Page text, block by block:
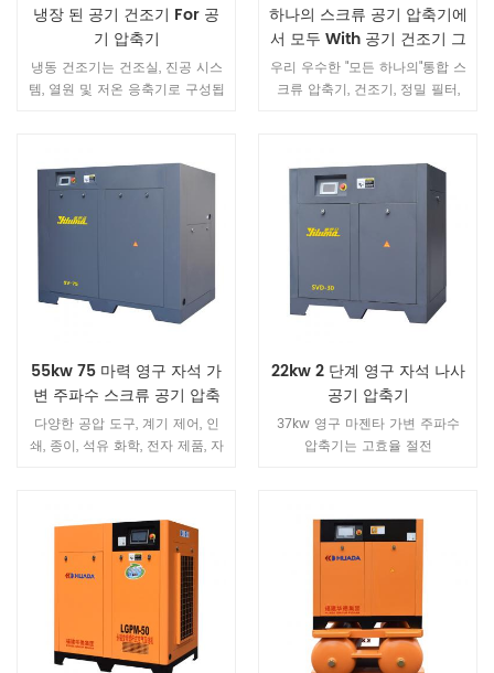
냉장 된 공기 건조기 For 공
기 압축기
냉동 건조기는 건조실, 진공 시스
템, 열원 및 저온 응축기로 구성됩
조를위한 압력 용기 검사 사양에
따라 제품 안전과 신뢰할 수있는
작동을 보장합니다.
하나의 스크류 공기 압축기에
서 모두 With 공기 건조기 그
리고 공기 탱크 용 레이저 절
단기
우리 우수한 "모든 하나의"통합 스
크류 압축기, 건조기, 정밀 필터,
배관이 필요하지 않으며 전기 및
공기 콘센트에만 연결하면 기계를
시작할 수 있습니다.통합 시스템
의 공기질은 카리스마 넘치는 외
성능으로 분명히 최적화되어 대부
분의 산업 분야에서 고객의 요구
한 수출 시스템 중 하나입니다.
55kw 75 마력 영구 자석 가
변 주파수 스크류 공기 압축
기
다양한 공압 도구, 계기 제어, 인
쇄, 종이, 석유 화학, 전자 제품, 자
같은 산업 분야에서 널리 사용됩
니다.
22kw 2 단계 영구 자석 나사
공기 압축기
37kw 영구 마젠타 가변 주파수
압축기는 고효율 절전
기 운전을 실현합니다.